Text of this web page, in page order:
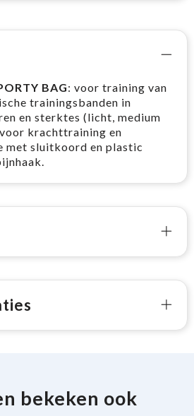
BAG: voor training van
trainingsbanden in
en sterktes (licht, medium
krachttraining en
met sluitkoord en plastic
bekeken ook